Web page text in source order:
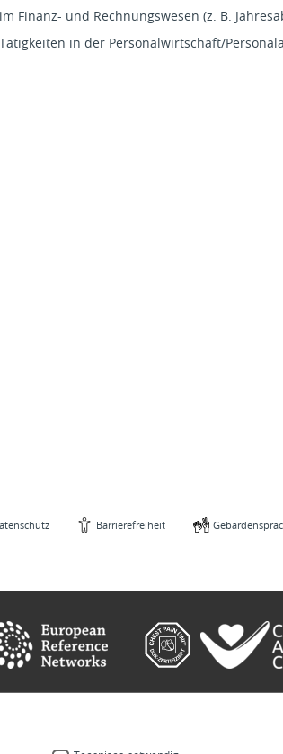
Finanz- und Rechnungswesen (z. B.
in der Personalwirtschaft/
Barrierefreiheit